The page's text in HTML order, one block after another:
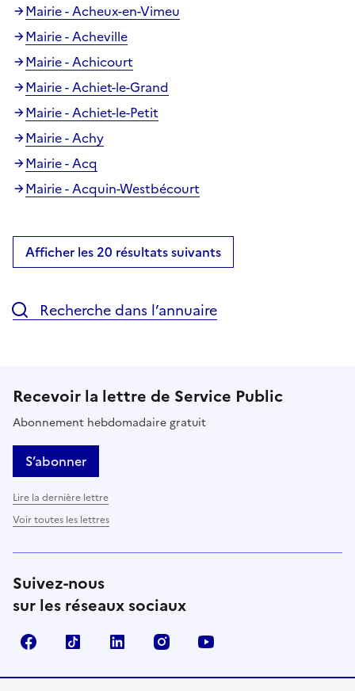
Mairie - Acheux-en-Vimeu
Mairie - Acheville
Mairie - Achicourt
Mairie - Achiet-le-Grand
Mairie - Achiet-le-Petit
Mairie - Achy
Mairie - Acq
Mairie - Acquin-Westbécourt
Afficher les 20 résultats suivants
Recherche dans l’annuaire
Recevoir la lettre de Service Public
Abonnement hebdomadaire gratuit
S’abonner
Lire la dernière lettre
Voir toutes les lettres
Suivez-nous
sur les réseaux sociaux
FacebookTikTok LinkedIn Instagram